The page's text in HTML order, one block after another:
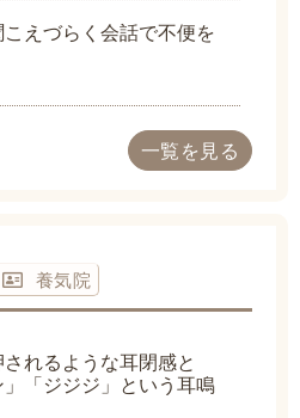
えづらく会話で不便を
一覧を見る
養気院
れるような耳閉感と
」「ジジジ」という耳鳴